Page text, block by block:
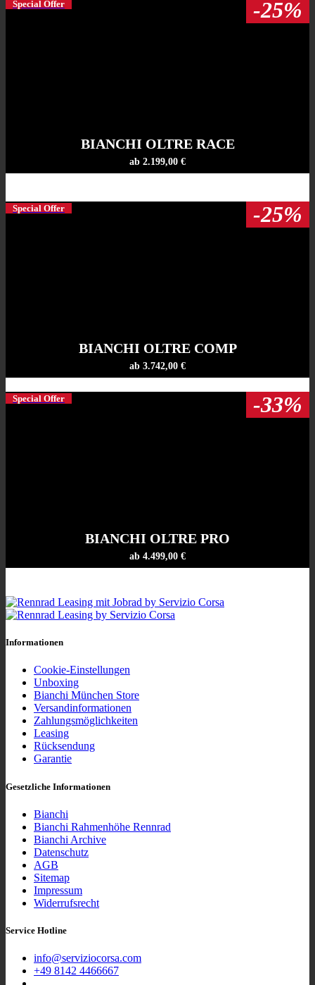
Special Offer -25%
BIANCHI OLTRE RACE
ab 2.199,00 €
Special Offer -25%
BIANCHI OLTRE COMP
ab 3.742,00 €
Special Offer -33%
BIANCHI OLTRE PRO
ab 4.499,00 €
Informationen
Cookie-Einstellungen
Unboxing
Bianchi München Store
Versandinformationen
Zahlungsmöglichkeiten
Leasing
Rücksendung
Garantie
Gesetzliche Informationen
Bianchi
Bianchi Rahmenhöhe Rennrad
Bianchi Archive
Datenschutz
AGB
Sitemap
Impressum
Widerrufsrecht
Service Hotline
info@serviziocorsa.com
+49 8142 4466667